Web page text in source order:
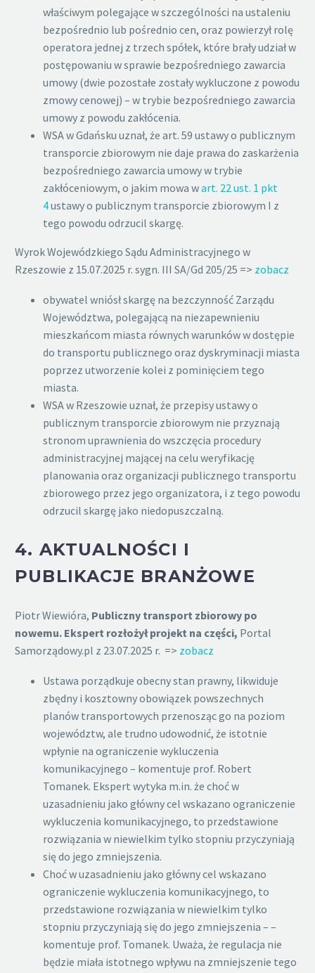
właściwym polegające w szczególności na ustaleniu
bezpośrednio lub pośrednio cen, oraz powierzył rolę
operatora jednej z trzech spółek, które brały udział w
postępowaniu w sprawie bezpośredniego zawarcia
umowy (dwie pozostałe zostały wykluczone z powodu
zmowy cenowej) – w trybie bezpośredniego zawarcia
umowy z powodu zakłócenia.
WSA w Gdańsku uznał, że art. 59 ustawy o publicznym
transporcie zbiorowym nie daje prawa do zaskarżenia
bezpośredniego zawarcia umowy w trybie
zakłóceniowym, o jakim mowa wart. 22 ust. 1 pkt
4ustawy o publicznym transporcie zbiorowym I z
tego powodu odrzucil skargę.
Wyrok Wojewódzkiego Sądu Administracyjnego w
Rzeszowie z 15.07.2025 r. sygn. III SA/Gd 205/25 => zobacz
obywatel wniósł skargę na bezczynność Zarządu
Województwa, polegającą na niezapewnieniu
mieszkańcom miasta równych warunków w dostępie
do transportu publicznego oraz dyskryminacji miasta
poprzez utworzenie kolei z pominięciem tego
miasta.
WSA w Rzeszowie uznał, że przepisy ustawy o
publicznym transporcie zbiorowym nie przyznają
stronom uprawnienia do wszczęcia procedury
administracyjnej mającej na celu weryfikację
planowania oraz organizacji publicznego transportu
zbiorowego przez jego organizatora, i z tego powodu
odrzucil skargę jako niedopuszczalną.
4. AKTUALNOŚCI I
PUBLIKACJE BRANŻOWE
Piotr Wiewióra, Publiczny transport zbiorowy po
nowemu. Ekspert rozłożył projekt na części, Portal
Samorządowy.pl z 23.07.2025 r. => zobacz
Ustawa porządkuje obecny stan prawny, likwiduje
zbędny i kosztowny obowiązek powszechnych
planów transportowych przenosząc go na poziom
województw, ale trudno udowodnić, że istotnie
wpłynie na ograniczenie wykluczenia
komunikacyjnego – komentuje prof. Robert
Tomanek. Ekspert wytyka m.in. że choć w
uzasadnieniu jako główny cel wskazano ograniczenie
wykluczenia komunikacyjnego, to przedstawione
rozwiązania w niewielkim tylko stopniu przyczyniają
się do jego zmniejszenia.
Choć w uzasadnieniu jako główny cel wskazano
ograniczenie wykluczenia komunikacyjnego, to
przedstawione rozwiązania w niewielkim tylko
stopniu przyczyniają się do jego zmniejszenia – –
komentuje prof. Tomanek. Uważa, że regulacja nie
będzie miała istotnego wpływu na zmniejszenie tego